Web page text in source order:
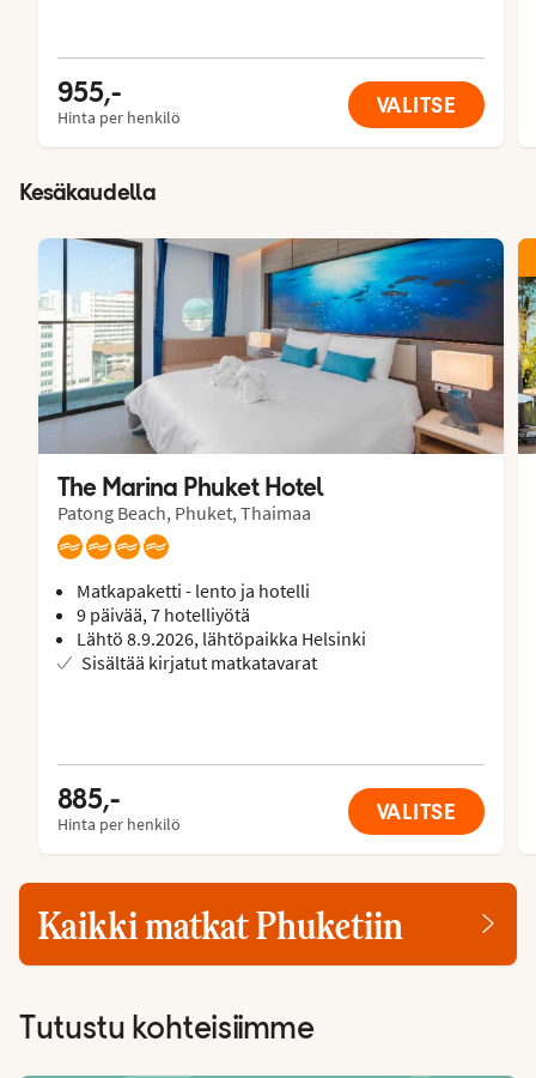
955,-
Hinta per henkilö VALITSE
Kesäkaudella
The Marina Phuket Hotel
Patong Beach, Phuket, Thaimaa
Matkapaketti - lento ja hotelli
9 päivää, 7 hotelliyötä
Lähtö 8.9.2026, lähtöpaikka Helsinki
Sisältää kirjatut matkatavarat
885,-
Hinta per henkilö VALITSE
Kaikki matkat Phuketiin
Tutustu kohteisiimme